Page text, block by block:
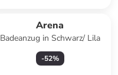
Arena
Badeanzug in Schwarz/ Lila
-52%